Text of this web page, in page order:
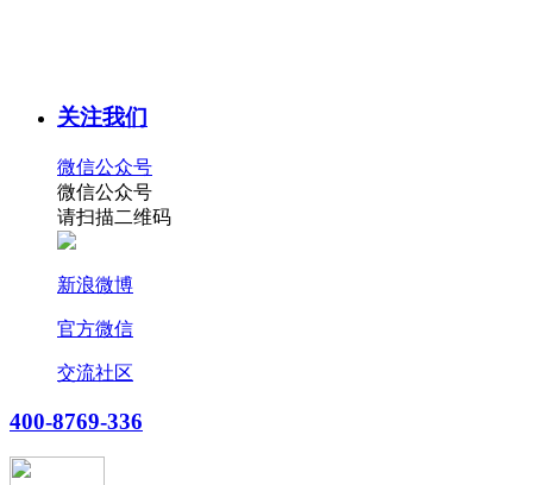
关注我们
微信公众号
微信公众号
请扫描二维码
新浪微博
官方微信
交流社区
400-8769-336